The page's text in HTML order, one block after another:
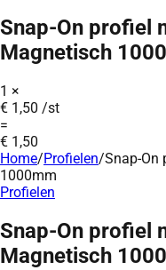
Snap-On profiel
Magnetisch
1 ×
€ 1,50 /st
=
€ 1,50
Home/Profielen/Snap-On
1000mm
Profielen
Snap-On profiel
Magnetisch